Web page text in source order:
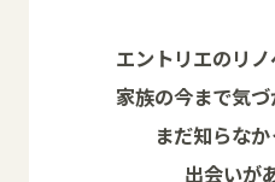
エントリエのリノ
家族の今まで気
まだ知らな
出会いが